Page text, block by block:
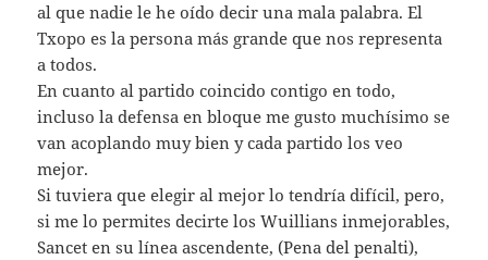
al que nadie le he oído decir una mala palabra. El
Txopo es la persona más grande que nos representa
a todos.
En cuanto al partido coincido contigo en todo,
incluso la defensa en bloque me gusto muchísimo se
van acoplando muy bien y cada partido los veo
mejor.
Si tuviera que elegir al mejor lo tendría difícil, pero,
si me lo permites decirte los Wuillians inmejorables,
Sancet en su línea ascendente, (Pena del penalti),